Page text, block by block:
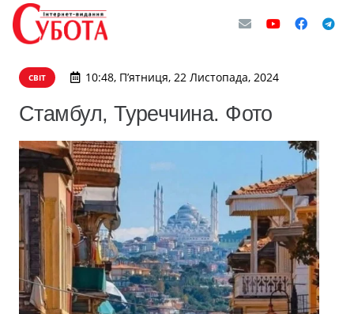
СВІТ 10:48, П’ятниця, 22 Листопада, 2024
Стамбул, Туреччина. Фото